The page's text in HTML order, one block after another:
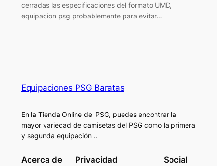
cerradas las especificaciones del formato UMD,
equipacion psg probablemente para evitar…
Equipaciones PSG Baratas
En la Tienda Online del PSG, puedes encontrar la
mayor variedad de camisetas del PSG como la primera
y segunda equipación ..
Acerca de Privacidad Social